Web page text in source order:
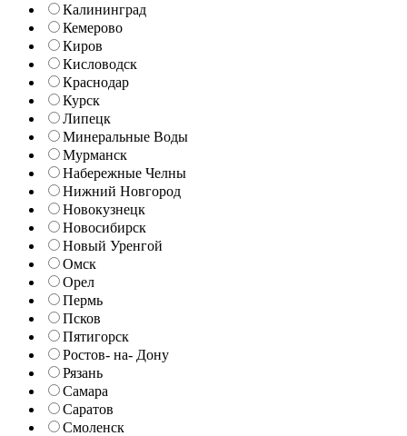
Калининград
Кемерово
Киров
Кисловодск
Краснодар
Курск
Липецк
Минеральные Воды
Мурманск
Набережные Челны
Нижний Новгород
Новокузнецк
Новосибирск
Новый Уренгой
Омск
Орел
Пермь
Псков
Пятигорск
Ростов- на- Дону
Рязань
Самара
Саратов
Смоленск